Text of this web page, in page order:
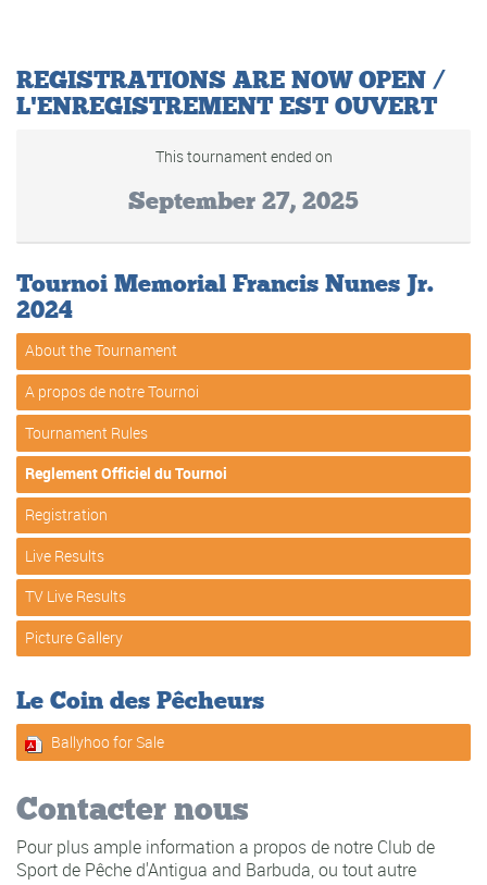
REGISTRATIONS ARE NOW OPEN /
L'ENREGISTREMENT EST OUVERT
This tournament ended on
September 27, 2025
Tournoi Memorial Francis Nunes Jr.
2024
About the Tournament
A propos de notre Tournoi
Tournament Rules
Reglement Officiel du Tournoi
Registration
Live Results
TV Live Results
Picture Gallery
Le Coin des Pêcheurs
Ballyhoo for Sale
Contacter nous
Pour plus ample information a propos de notre Club de
Sport de Pêche d'Antigua and Barbuda, ou tout autre